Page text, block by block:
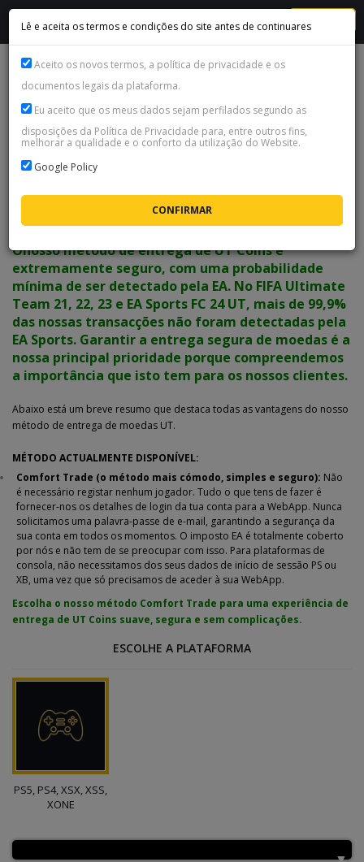
FC 24 Coins Playstation 5 (PS5)-Playstation 4 (PS4)-xsx-xss-
xone
Disponibilidade:Indisponível
Onosso método de entrega de UT Coins é
extremamente seguro, com uma probabilidade
mínima de ser detectado pela EA. No FIFA Ultimate
Team 21, 22, 23 e EA Sports FC 24 UT, mais de 99,9%
das nossas transacções não foram detectadas pela
EA Sports. Garantir a entrega segura de moedas é a
nossa principal prioridade porque compreendemos
a importância que isto tem para os nossos clientes.
Abaixo está um breve resumo que destaca todas as vantagens do nosso
método de entrega de moedas UT.
MÉTODO ACTUALMENTE DISPONÍVEL:
Comfort Trade (o método mais cómodo, simples e seguro): Não
é necessário registar nenhum jogador. Tudo o que tens de fazer é
fornecer-nos os detalhes de login da tua conta para a WebApp. Nunca
solicitamos uma palavra-passe de e-mail, garantindo a segurança da
sua conta em todos os momentos. O imposto EA é totalmente coberto
por nós e não tem de se preocupar com isso. Para plataformas de
consola, não necessitamos dos seus dados de início de sessão PS ou
XB, uma vez que só precisamos de aceder à sua WebApp.
Escolha o nosso método Comfort Trade para uma experiência de
entrega de UT Coins suave, segura e sem complicações.
ESCOLHE A PLATAFORMA
PS5, PS4, XSX, XSS,
XONE
Lê e aceita os termos e condições do site antes de continuares
Aceito os novos termos, a política de privacidade e os
documentos legais da plataforma.
Eu aceito que os meus dados sejam perfilados segundo as
disposições da Política de Privacidade para, entre outros fins,
melhorar a qualidade e o conforto da utilização do Website.
Google Policy